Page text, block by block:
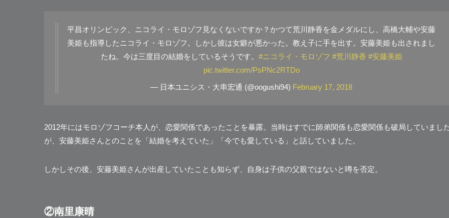
平昌オリンピック、ニコライ・モロゾフ見なくないですか？かつて荒川静香を金メダルにし、高橋大輔や安藤
美姫も指導したニコライ・モロゾフ。しかし彼は女癖が悪かった。教え子に手を出す。安藤美姫も出されまし
たね。今は三度目の結婚をしているそうです。 #ニコライ・モロゾフ #荒川静香 #安藤美姫
pic.twitter.com/PsPNc2RTDo
— 日本ユニシス・大串宏通 (@oogushi94) February 17, 2018
2012年にはモロゾフコーチ本人が、恋愛関係であったことを暴露。当時はすでに師弟関係も恋愛関係も破局していまし
が、安藤美姫さんとのことを「結婚を考えていた」「今でも愛している」と話していました。
しかしその後、安藤美姫さんが出産していたことも知らず、自身は子供の父親ではないと噂を否定。
②南里康晴